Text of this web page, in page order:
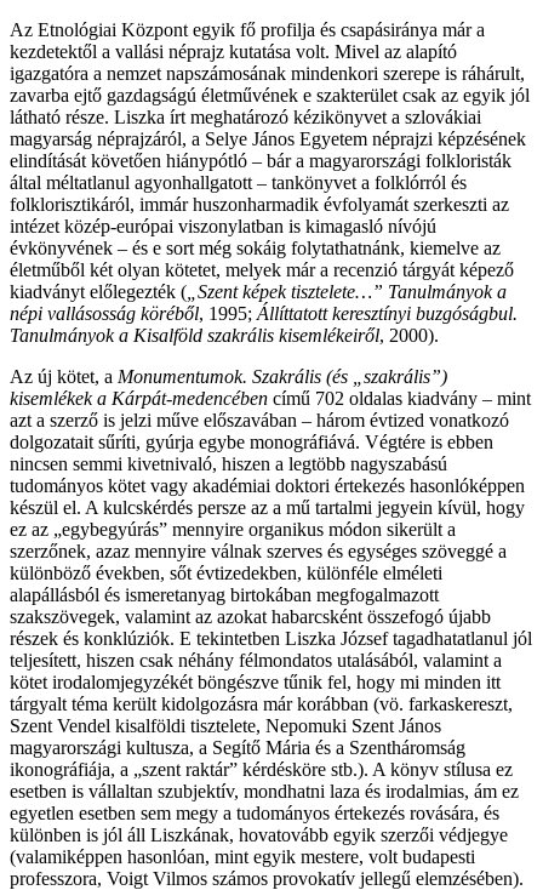
Az Etnológiai Központ egyik fő profilja és csapásiránya már a
kezdetektől a vallási néprajz kutatása volt. Mivel az alapító
igazgatóra a nemzet napszámosának mindenkori szerepe is ráhárult,
zavarba ejtő gazdagságú életművének e szakterület csak az egyik jól
látható része. Liszka írt meghatározó kézikönyvet a szlovákiai
magyarság néprajzáról, a Selye János Egyetem néprajzi képzésének
elindítását követően hiánypótló – bár a magyarországi folkloristák
által méltatlanul agyonhallgatott – tankönyvet a folklórról és
folklorisztikáról, immár huszonharmadik évfolyamát szerkeszti az
intézet közép-európai viszonylatban is kimagasló nívójú
évkönyvének – és e sort még sokáig folytathatnánk, kiemelve az
életműből két olyan kötetet, melyek már a recenzió tárgyát képező
kiadványt előlegezték ( „Szent képek tisztelete…” Tanulmányok a
népi vallásosság köréből, 1995; Állíttatott keresztínyi buzgóságbul.
Tanulmányok a Kisalföld szakrális kisemlékeiről, 2000).
Az új kötet, a Monumentumok. Szakrális (és „szakrális”)
kisemlékek a Kárpát-medencében című 702 oldalas kiadvány – mint
azt a szerző is jelzi műve előszavában – három évtized vonatkozó
dolgozatait sűríti, gyúrja egybe monográfiává. Végtére is ebben
nincsen semmi kivetnivaló, hiszen a legtöbb nagyszabású
tudományos kötet vagy akadémiai doktori értekezés hasonlóképpen
készül el. A kulcskérdés persze az a mű tartalmi jegyein kívül, hogy
ez az „egybegyúrás” mennyire organikus módon sikerült a
szerzőnek, azaz mennyire válnak szerves és egységes szöveggé a
különböző években, sőt évtizedekben, különféle elméleti
alapállásból és ismeretanyag birtokában megfogalmazott
szakszövegek, valamint az azokat habarcsként összefogó újabb
részek és konklúziók. E tekintetben Liszka József tagadhatatlanul jól
teljesített, hiszen csak néhány félmondatos utalásából, valamint a
kötet irodalomjegyzékét böngészve tűnik fel, hogy mi minden itt
tárgyalt téma került kidolgozásra már korábban (vö. farkaskereszt,
Szent Vendel kisalföldi tisztelete, Nepomuki Szent János
magyarországi kultusza, a Segítő Mária és a Szentháromság
ikonográfiája, a „szent raktár” kérdésköre stb.). A könyv stílusa ez
esetben is vállaltan szubjektív, mondhatni laza és irodalmias, ám ez
egyetlen esetben sem megy a tudományos értekezés rovására, és
különben is jól áll Liszkának, hovatovább egyik szerzői védjegye
(valamiképpen hasonlóan, mint egyik mestere, volt budapesti
professzora, Voigt Vilmos számos provokatív jellegű elemzésében).